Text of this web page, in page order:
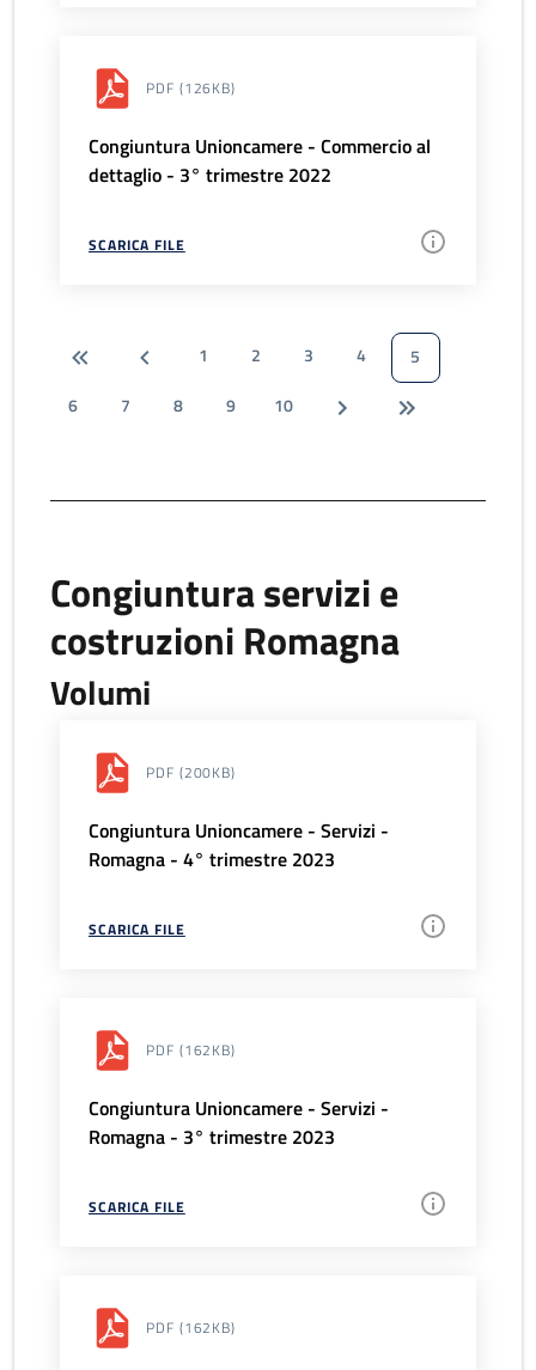
PDF (126KB)
Congiuntura Unioncamere - Commercio al
dettaglio - 3° trimestre 2022
SCARICA FILE
1 2 3 4
5
6
7 8 9 10
Congiuntura servizi e
costruzioni Romagna
Volumi
PDF (200KB)
Congiuntura Unioncamere - Servizi -
Romagna - 4° trimestre 2023
SCARICA FILE
PDF (162KB)
Congiuntura Unioncamere - Servizi -
Romagna - 3° trimestre 2023
SCARICA FILE
PDF (162KB)